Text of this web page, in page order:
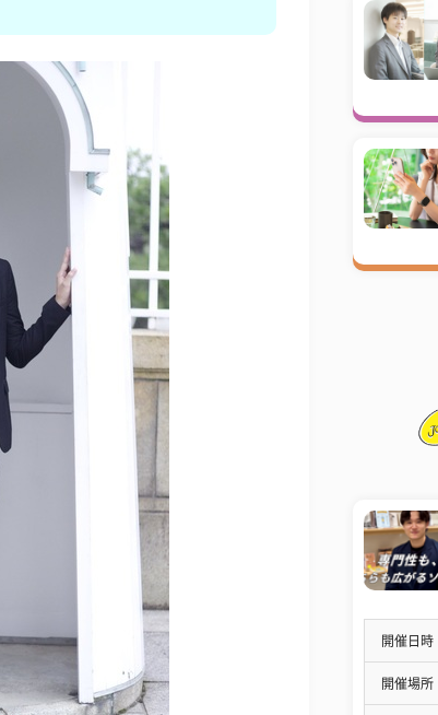
開催日時
開催場所